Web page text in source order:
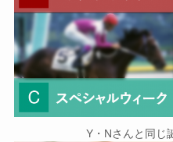
Y・Nさんと同じ